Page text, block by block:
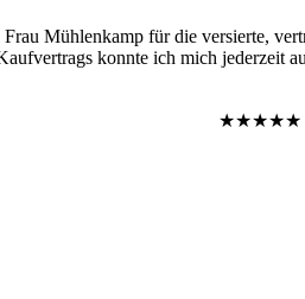
Mühlenkamp für die versierte,
konnte ich mich jederzeit
★★★★★